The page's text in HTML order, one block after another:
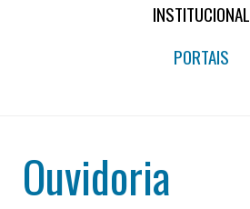
INSTITUCIONAL
PORTAIS
Ouvidoria